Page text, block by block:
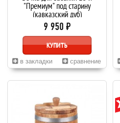
"Премиум" под старину
(кавказский дуб)
9 950 ₽
КУПИТЬ
в закладки сравнение